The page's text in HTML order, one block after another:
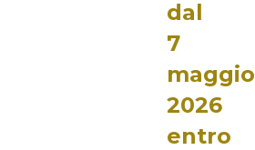
dal
7
maggio
2026
entro